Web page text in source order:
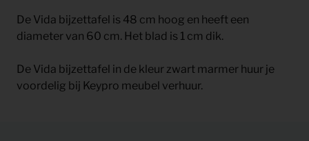
De Vida bijzettafel is 48 cm hoog en heeft een
diameter van 60 cm. Het blad is 1 cm dik.
De Vida bijzettafel in de kleur zwart marmer huur je
voordelig bij Keypro meubel verhuur.